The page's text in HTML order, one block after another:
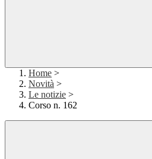
Home >
Novità >
Le notizie >
Corso n. 162